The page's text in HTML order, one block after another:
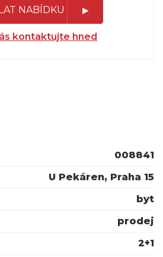
NABÍDKU
kontaktujte hned
008841
U Pekáren, Praha 15
byt
prodej
2+1